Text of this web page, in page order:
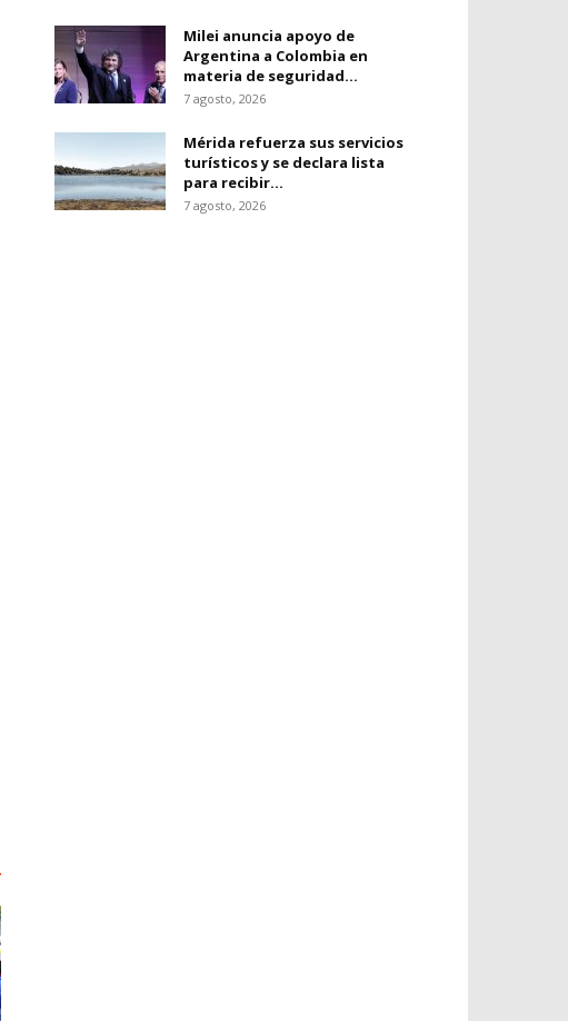
Milei anuncia apoyo de
Argentina a Colombia en
materia de seguridad...
7 agosto, 2026
Mérida refuerza sus servicios
turísticos y se declara lista
para recibir...
7 agosto, 2026